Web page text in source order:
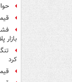
حواله
بازار
کرد